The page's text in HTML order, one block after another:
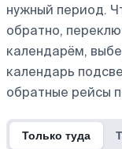
нужный период.
обратно,
календарём,
календарь
обратные рейсы
Только туда